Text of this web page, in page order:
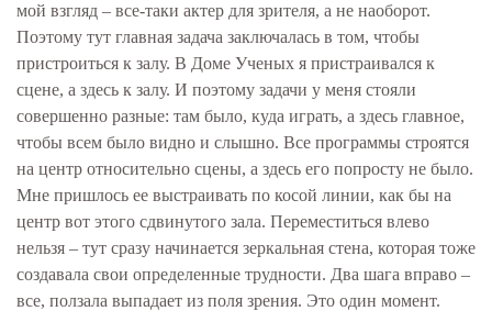
мой взгляд – все-таки актер для зрителя, а не наоборот.
Поэтому тут главная задача заключалась в том, чтобы
пристроиться к залу. В Доме Ученых я пристраивался к
сцене, а здесь к залу. И поэтому задачи у меня стояли
совершенно разные: там было, куда играть, а здесь главное,
чтобы всем было видно и слышно. Все программы строятся
на центр относительно сцены, а здесь его попросту не было.
Мне пришлось ее выстраивать по косой линии, как бы на
центр вот этого сдвинутого зала. Переместиться влево
нельзя – тут сразу начинается зеркальная стена, которая тоже
создавала свои определенные трудности. Два шага вправо –
все, ползала выпадает из поля зрения. Это один момент.